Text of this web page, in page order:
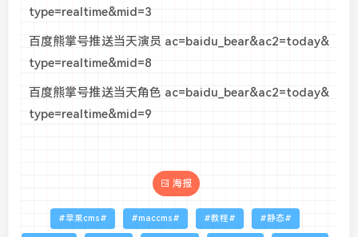
type=realtime&mid=3
百度熊掌号推送当天演员 ac=baidu_bear&ac2=today&
type=realtime&mid=8
百度熊掌号推送当天角色 ac=baidu_bear&ac2=today&
type=realtime&mid=9
海报
苹果cms maccms 教程 静态